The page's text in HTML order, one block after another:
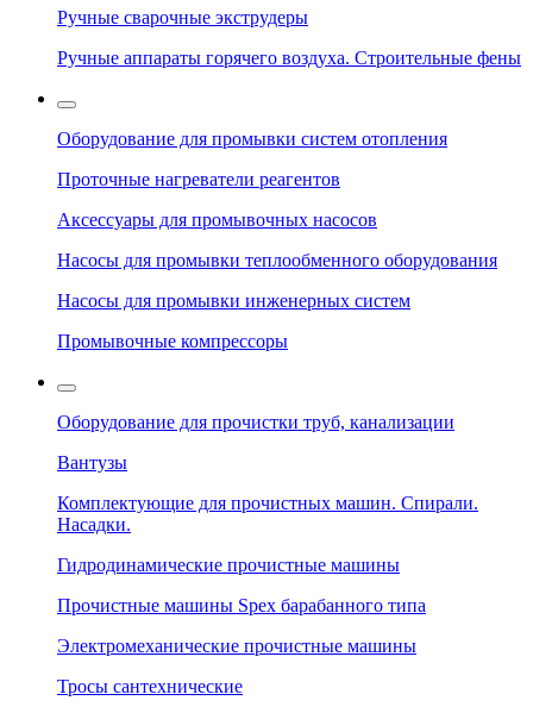
Ручные сварочные экструдеры
Ручные аппараты горячего воздуха. Строительные фены
Оборудование для промывки систем отопления
Проточные нагреватели реагентов
Аксессуары для промывочных насосов
Насосы для промывки теплообменного оборудования
Насосы для промывки инженерных систем
Промывочные компрессоры
Оборудование для прочистки труб, канализации
Вантузы
Комплектующие для прочистных машин. Спирали.
Насадки.
Гидродинамические прочистные машины
Прочистные машины Spex барабанного типа
Электромеханические прочистные машины
Тросы сантехнические